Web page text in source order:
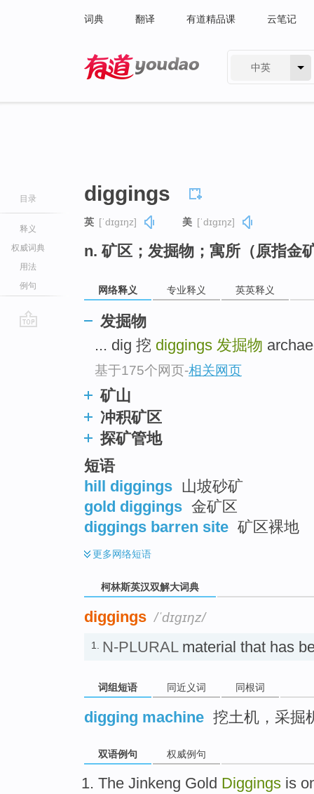
词典 翻译 有道精品课 云笔记
中英
目录
释义
权威词典
用法
例句
diggings
英 [ˈdɪɡɪŋz] 美 [ˈdɪɡɪŋz]
n. 矿区；发掘物；寓所（原指金
网络释义 专业释义 英英释义
发掘物
... dig 挖 diggings 发掘物
基于175个网页-相关网页
矿山
冲积矿区
探矿管地
短语
hill diggings 山坡砂矿
gold diggings 金矿区
diggings barren site 矿区裸地
更多网络短语
柯林斯英汉双解大词典
diggings /ˈdɪɡɪŋz/
1. N-PLURALmaterial that has
词组短语 同近义词 同根词
digging machine 挖土机，采掘
双语例句 权威例句
The Jinkeng Gold Diggings is